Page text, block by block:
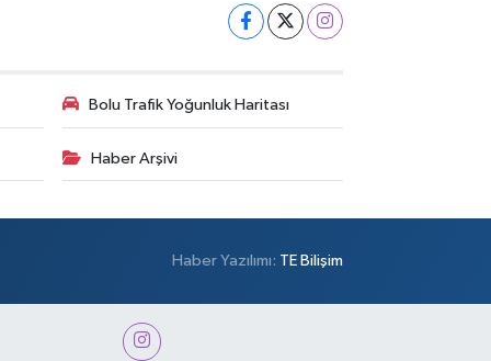
Bolu Trafik Yoğunluk Haritası
Haber Arşivi
Haber Yazılımı: TE Bilişim